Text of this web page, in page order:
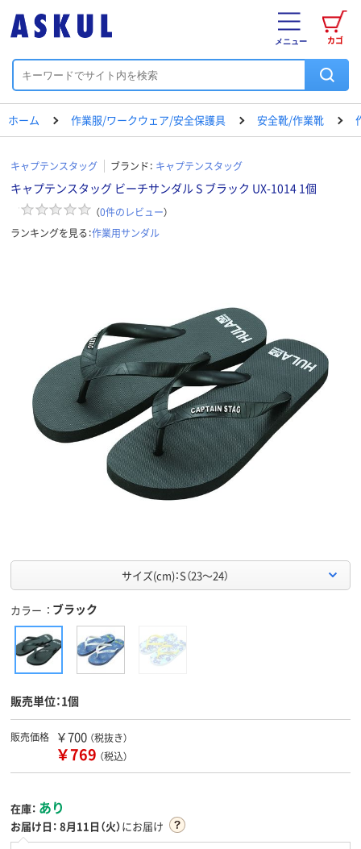
カゴ
メニュー
ホーム 作業服/ワークウェア/安全保護具 安全靴/作業靴
キャプテンスタッグ ブランド： キャプテンスタッグ
キャプテンスタッグ ビーチサンダル S ブラック UX-1014 1個
（0件のレビュー）
ランキングを見る：作業用サンダル
サイズ(cm)：S（23～24）
カラー ブラック
販売単位：1個
販売価格 ￥700 （税抜き）
￥769 （税込）
在庫： あり
お届け日： 8月11日（火）にお届け